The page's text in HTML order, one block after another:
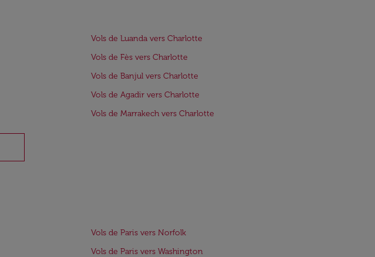
Vols de Luanda vers Charlotte
Vols de Fès vers Charlotte
Vols de Banjul vers Charlotte
Vols de Agadir vers Charlotte
Vols de Marrakech vers Charlotte
Vols de Paris vers Norfolk
Vols de Paris vers Washington